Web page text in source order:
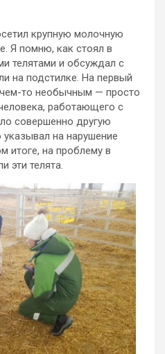
крупную молочную
Я помню, как стоял в
телятами и обсуждал с
на подстилке. На первый
то необычным — просто
работающего с
совершенно другую
на нарушение
итоге, на проблему в
эти телята.